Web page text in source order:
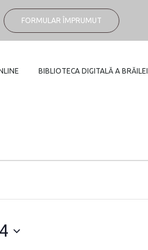
FORMULAR ÎMPRUMUT
BIBLIOTECA DIGITALĂ A BRĂILEI